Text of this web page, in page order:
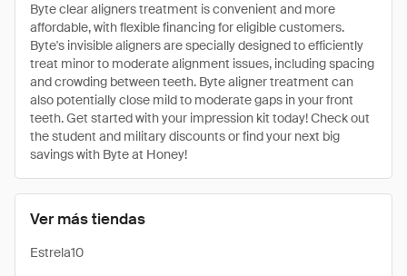
Byte clear aligners treatment is convenient and more
affordable, with flexible financing for eligible customers.
Byte's invisible aligners are specially designed to efficiently
treat minor to moderate alignment issues, including spacing
and crowding between teeth. Byte aligner treatment can
also potentially close mild to moderate gaps in your front
teeth. Get started with your impression kit today! Check out
the student and military discounts or find your next big
savings with Byte at Honey!
Ver más tiendas
Estrela10